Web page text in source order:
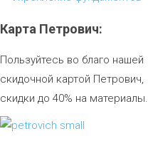
Карта Петрович:
Пользуйтесь во благо нашей
скидочной картой Петрович,
скидки до 40% на материалы.